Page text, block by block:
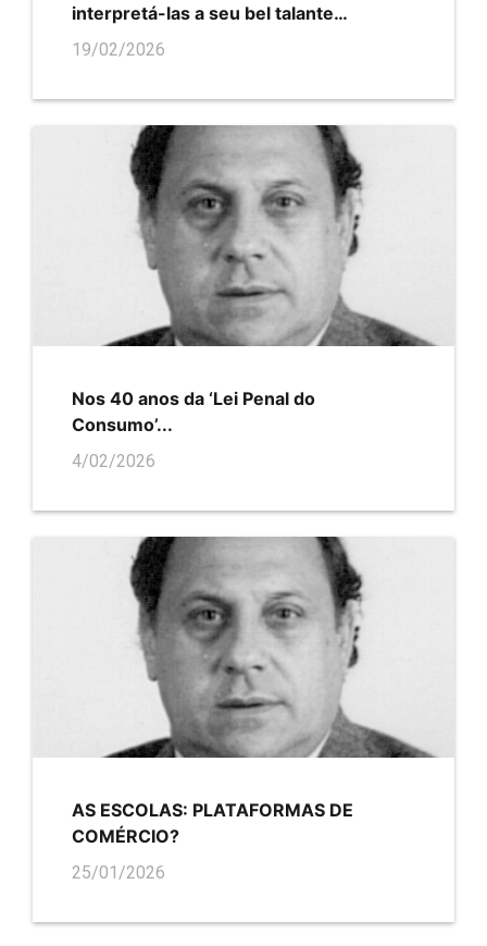
interpretá-las a seu bel talante…
19/02/2026
Nos 40 anos da ‘Lei Penal do
Consumo’...
4/02/2026
AS ESCOLAS: PLATAFORMAS DE
COMÉRCIO?
25/01/2026